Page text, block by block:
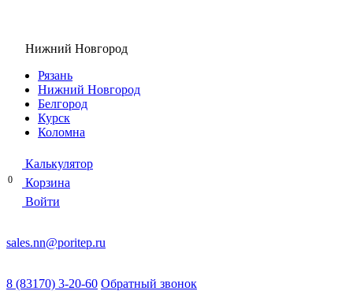
Нижний Новгород
Рязань
Нижний Новгород
Белгород
Курск
Коломна
Калькулятор
Корзина
0
Войти
sales.nn@poritep.ru
8 (83170) 3-20-60 Обратный звонок